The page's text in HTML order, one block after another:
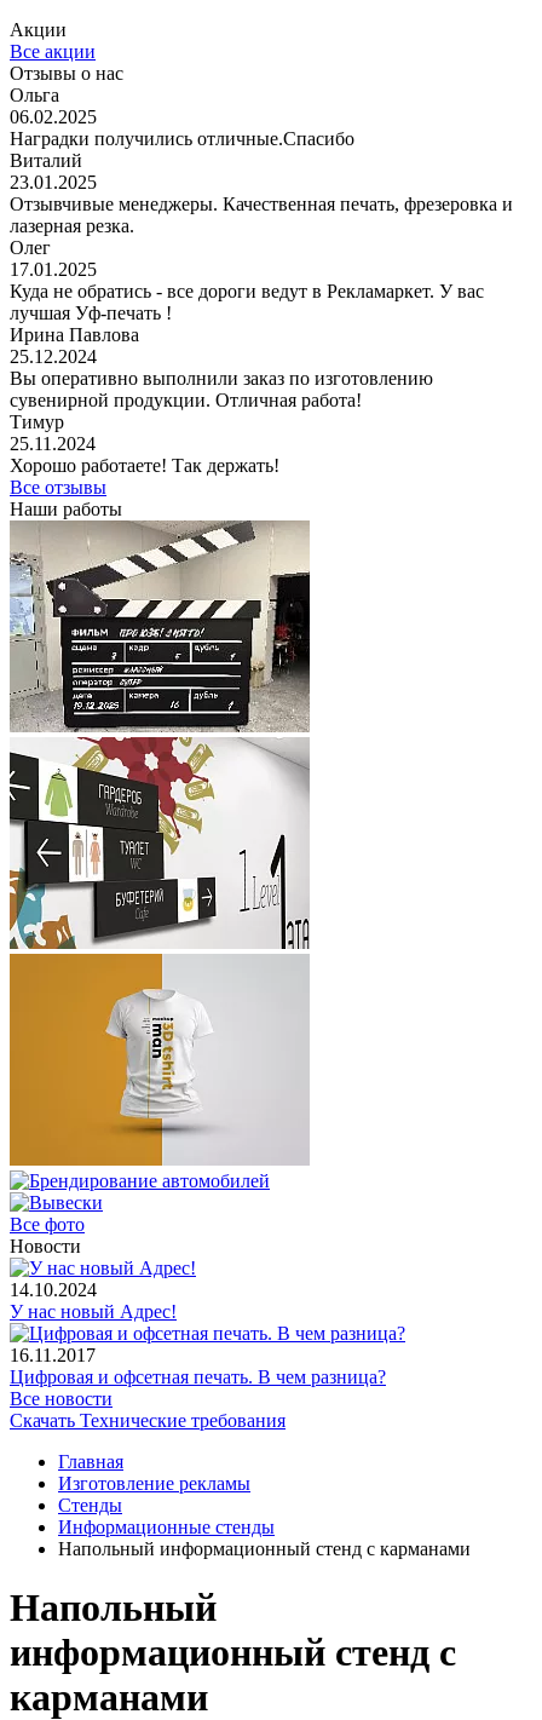
Акции
Все акции
Отзывы о нас
Ольга
06.02.2025
Наградки получились отличные.Спасибо
Виталий
23.01.2025
Отзывчивые менеджеры. Качественная печать, фрезеровка и
лазерная резка.
Олег
17.01.2025
Куда не обратись - все дороги ведут в Рекламаркет. У вас
лучшая Уф-печать !
Ирина Павлова
25.12.2024
Вы оперативно выполнили заказ по изготовлению
сувенирной продукции. Отличная работа!
Тимур
25.11.2024
Хорошо работаете! Так держать!
Все отзывы
Наши работы
Все фото
Новости
14.10.2024
У нас новый Адрес!
16.11.2017
Цифровая и офсетная печать. В чем разница?
Все новости
Скачать Технические требования
Главная
Изготовление рекламы
Cтенды
Информационные стенды
Напольный информационный стенд с карманами
Напольный
информационный стенд с
карманами